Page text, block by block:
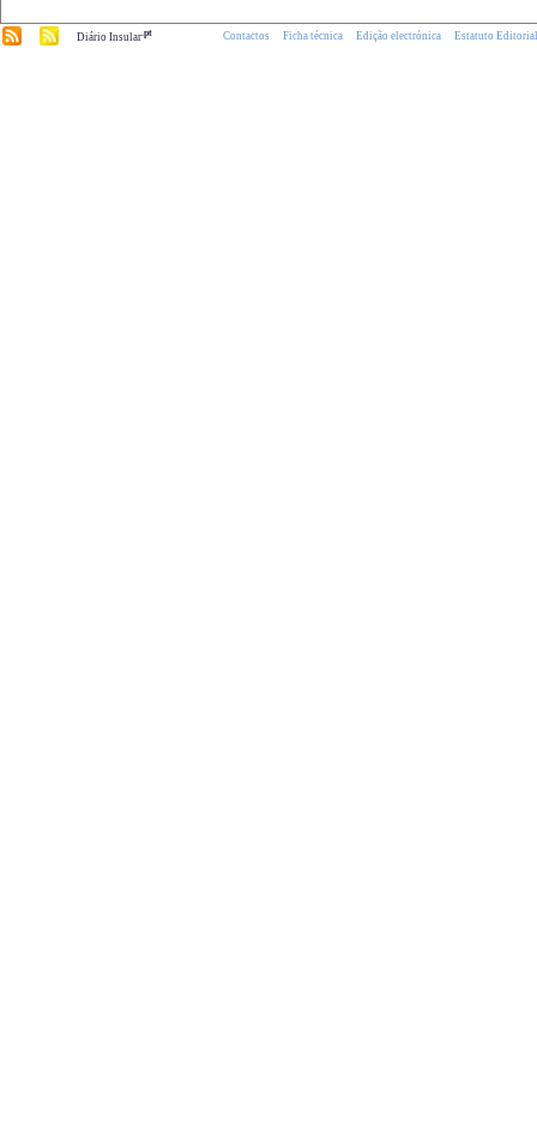
Diário Insular.pt Contactos Ficha técnica Edição electrónica Estatuto Editorial